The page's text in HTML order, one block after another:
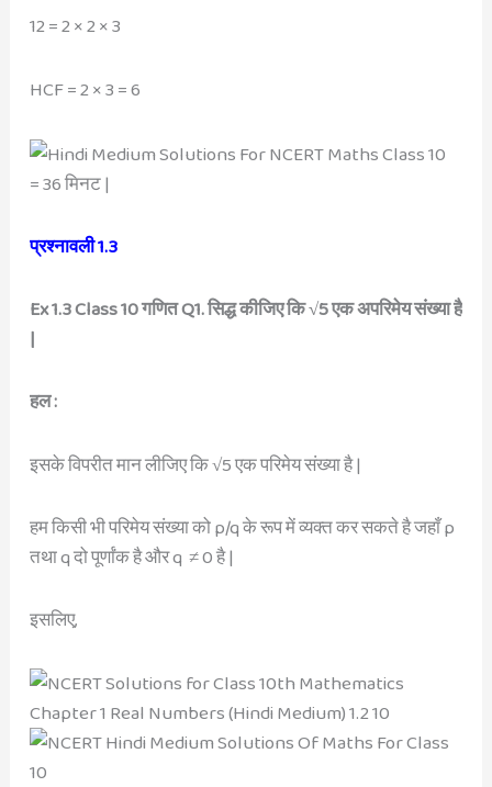
12 = 2 × 2 × 3
HCF = 2 × 3 = 6
= 36 मिनट |
प्रश्नावली 1.3
Ex 1.3 Class 10 गणित Q1. सिद्ध कीजिए कि √5 एक अपरिमेय संख्या है
|
हल :
इसके विपरीत मान लीजिए कि √5 एक परिमेय संख्या है |
हम किसी भी परिमेय संख्या को p/q के रूप में व्यक्त कर सकते है जहाँ p
तथा q दो पूर्णांक है और q ≠ 0 है |
इसलिए,